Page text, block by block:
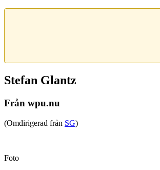
Stefan Glantz
Från wpu.nu
(Omdirigerad från SG)
Foto